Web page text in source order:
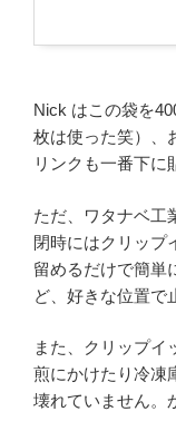
Nick はこの袋を
枚は使った笑）、
リンクも一番下に
ただ、ワタナベ工
閉時にはクリップ
留めるだけで簡単
ど、好きな位置で
また、クリップイ
煎にかけたり冷凍
壊れていません。